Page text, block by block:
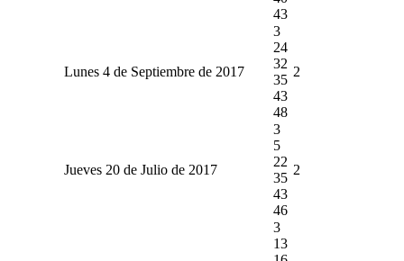
43
Lunes 4 de Septiembre de 2017
3
24
32
35
43
48
2
Jueves 20 de Julio de 2017
3
5
22
35
43
46
2
3
13